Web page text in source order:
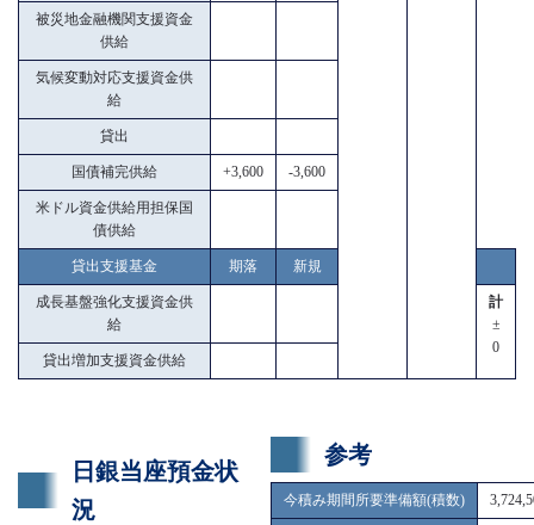
被災地金融機関支援資金
供給
気候変動対応支援資金供
給
貸出
国債補完供給 +3,600 -3,600
米ドル資金供給用担保国
債供給
貸出支援基金 期落 新規
成長基盤強化支援資金供
給
計
±
0
貸出増加支援資金供給
日銀当座預金状
況
参考
今積み期間所要準備額(積数)